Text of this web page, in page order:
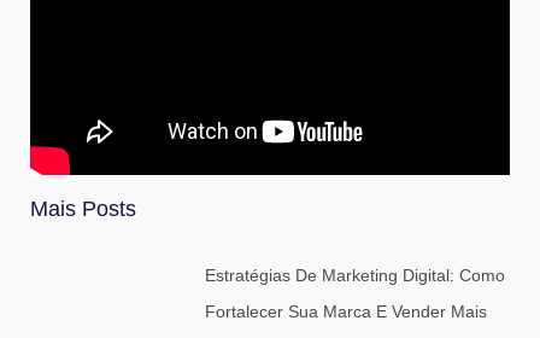
Mais Posts
Estratégias De Marketing Digital: Como
Fortalecer Sua Marca E Vender Mais